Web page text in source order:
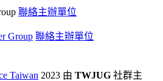
聯絡主辦單位
Group 聯絡主辦單位
Taiwan 2023 由 TWJUG 社群主